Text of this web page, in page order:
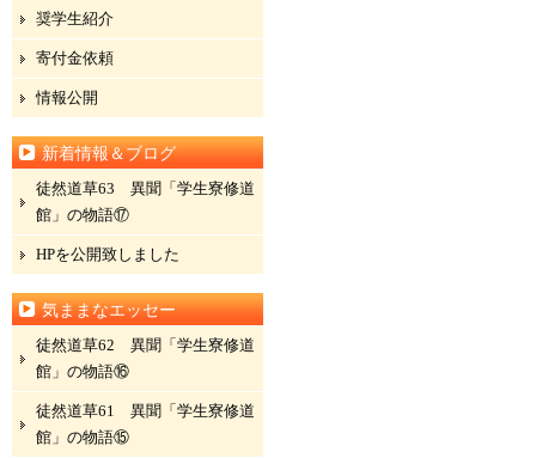
奨学生紹介
寄付金依頼
情報公開
新着情報＆ブログ
徒然道草63 異聞「学生寮修道
館」の物語⑰
HPを公開致しました
気ままなエッセー
徒然道草62 異聞「学生寮修道
館」の物語⑯
徒然道草61 異聞「学生寮修道
館」の物語⑮